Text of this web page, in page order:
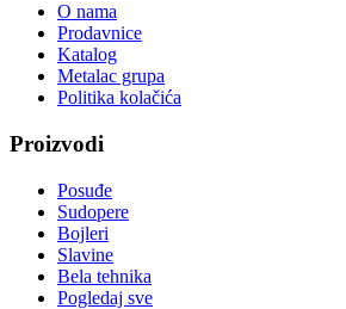
O nama
Prodavnice
Katalog
Metalac grupa
Politika kolačića
Proizvodi
Posuđe
Sudopere
Bojleri
Slavine
Bela tehnika
Pogledaj sve